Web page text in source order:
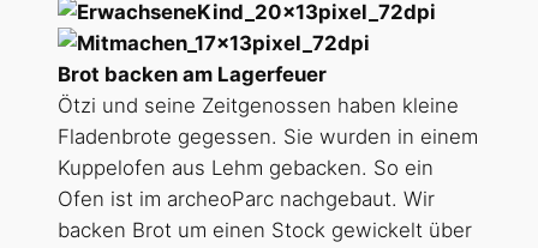
Brot backen am Lagerfeuer
Ötzi und seine Zeitgenossen haben kleine
Fladenbrote gegessen. Sie wurden in einem
Kuppelofen aus Lehm gebacken. So ein
Ofen ist im archeoParc nachgebaut. Wir
backen Brot um einen Stock gewickelt über